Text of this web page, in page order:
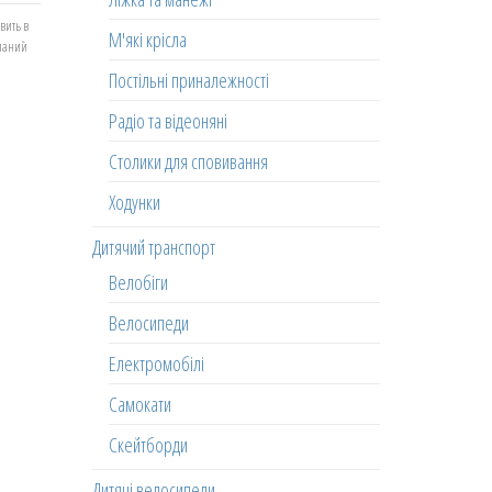
в
М'які крісла
Постільні приналежності
Радіо та відеоняні
Столики для сповивання
Ходунки
Дитячий транспорт
Велобіги
Велосипеди
Електромобілі
Самокати
Скейтборди